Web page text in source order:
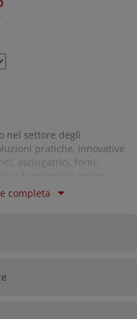
nel settore degli
pratiche, innovative
asciugatrici, forni,
per semplificare la vita
il mondo.
completa